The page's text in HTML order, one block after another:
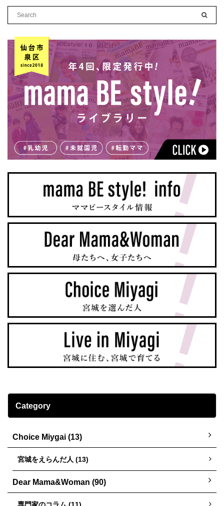
Category
Choice Miygai (13)
宮城をえらんだ人 (13)
Dear Mama&Woman (90)